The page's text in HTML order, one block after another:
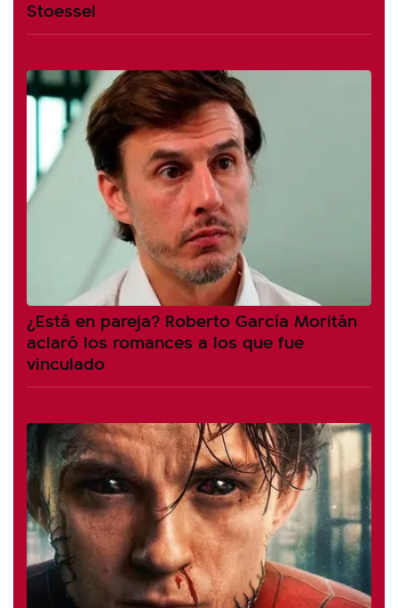
Stoessel
¿Está en pareja? Roberto García Moritán
aclaró los romances a los que fue
vinculado